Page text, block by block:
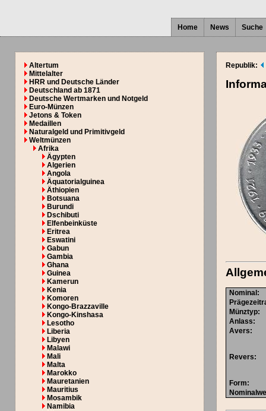
Home News Suche
Altertum
Mittelalter
HRR und Deutsche Länder
Deutschland ab 1871
Deutsche Wertmarken und Notgeld
Euro-Münzen
Jetons & Token
Medaillen
Naturalgeld und Primitivgeld
Weltmünzen
Afrika
Ägypten
Algerien
Angola
Äquatorialguinea
Äthiopien
Botsuana
Burundi
Dschibuti
Elfenbeinküste
Eritrea
Eswatini
Gabun
Gambia
Ghana
Guinea
Kamerun
Kenia
Komoren
Kongo-Brazzaville
Kongo-Kinshasa
Lesotho
Liberia
Libyen
Malawi
Mali
Malta
Marokko
Mauretanien
Mauritius
Mosambik
Namibia
Republik:
Nominal :
Münztyp:
Anlass:
Avers:
Revers:
Form: